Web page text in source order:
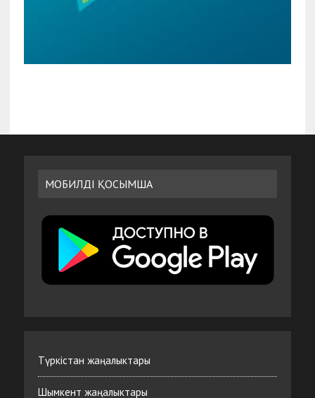
МОБИЛДІ ҚОСЫМША
Түркістан жаңалыктары
Шымкент жаңалыктары